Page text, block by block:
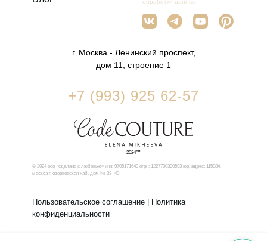
© 2024 ооо «сделано с любовью» инн: 9705171643 огрн: 1227700330593 юр. адрес: 115084,
москва г, озерковская наб, дом № 38- 40
Пользовательское соглашение
Политика
конфиденциальности
2024™
обработки данных
г. Москва - Ленинский проспект,
дом 11, строение 1
+7 (993) 925 62-57